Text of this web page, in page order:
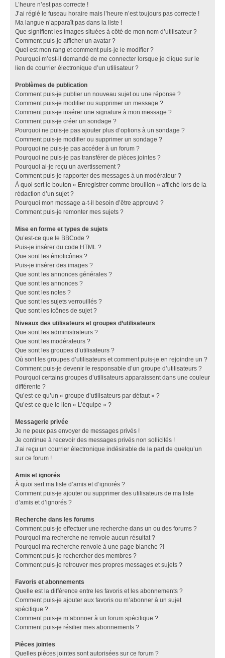
L’heure n’est pas correcte !
J’ai réglé le fuseau horaire mais l’heure n’est toujours pas correcte !
Ma langue n’apparaît pas dans la liste !
Que signifient les images situées à côté de mon nom d’utilisateur ?
Comment puis-je afficher un avatar ?
Quel est mon rang et comment puis-je le modifier ?
Pourquoi m’est-il demandé de me connecter lorsque je clique sur le
lien de courrier électronique d’un utilisateur ?
Problèmes de publication
Comment puis-je publier un nouveau sujet ou une réponse ?
Comment puis-je modifier ou supprimer un message ?
Comment puis-je insérer une signature à mon message ?
Comment puis-je créer un sondage ?
Pourquoi ne puis-je pas ajouter plus d’options à un sondage ?
Comment puis-je modifier ou supprimer un sondage ?
Pourquoi ne puis-je pas accéder à un forum ?
Pourquoi ne puis-je pas transférer de pièces jointes ?
Pourquoi ai-je reçu un avertissement ?
Comment puis-je rapporter des messages à un modérateur ?
À quoi sert le bouton « Enregistrer comme brouillon » affiché lors de la
rédaction d’un sujet ?
Pourquoi mon message a-t-il besoin d’être approuvé ?
Comment puis-je remonter mes sujets ?
Mise en forme et types de sujets
Qu’est-ce que le BBCode ?
Puis-je insérer du code HTML ?
Que sont les émoticônes ?
Puis-je insérer des images ?
Que sont les annonces générales ?
Que sont les annonces ?
Que sont les notes ?
Que sont les sujets verrouillés ?
Que sont les icônes de sujet ?
Niveaux des utilisateurs et groupes d’utilisateurs
Que sont les administrateurs ?
Que sont les modérateurs ?
Que sont les groupes d’utilisateurs ?
Où sont les groupes d’utilisateurs et comment puis-je en rejoindre un ?
Comment puis-je devenir le responsable d’un groupe d’utilisateurs ?
Pourquoi certains groupes d’utilisateurs apparaissent dans une couleur
différente ?
Qu’est-ce qu’un « groupe d’utilisateurs par défaut » ?
Qu’est-ce que le lien « L’équipe » ?
Messagerie privée
Je ne peux pas envoyer de messages privés !
Je continue à recevoir des messages privés non sollicités !
J’ai reçu un courrier électronique indésirable de la part de quelqu’un
sur ce forum !
Amis et ignorés
À quoi sert ma liste d’amis et d’ignorés ?
Comment puis-je ajouter ou supprimer des utilisateurs de ma liste
d’amis et d’ignorés ?
Recherche dans les forums
Comment puis-je effectuer une recherche dans un ou des forums ?
Pourquoi ma recherche ne renvoie aucun résultat ?
Pourquoi ma recherche renvoie à une page blanche ?!
Comment puis-je rechercher des membres ?
Comment puis-je retrouver mes propres messages et sujets ?
Favoris et abonnements
Quelle est la différence entre les favoris et les abonnements ?
Comment puis-je ajouter aux favoris ou m’abonner à un sujet
spécifique ?
Comment puis-je m’abonner à un forum spécifique ?
Comment puis-je résilier mes abonnements ?
Pièces jointes
Quelles pièces jointes sont autorisées sur ce forum ?